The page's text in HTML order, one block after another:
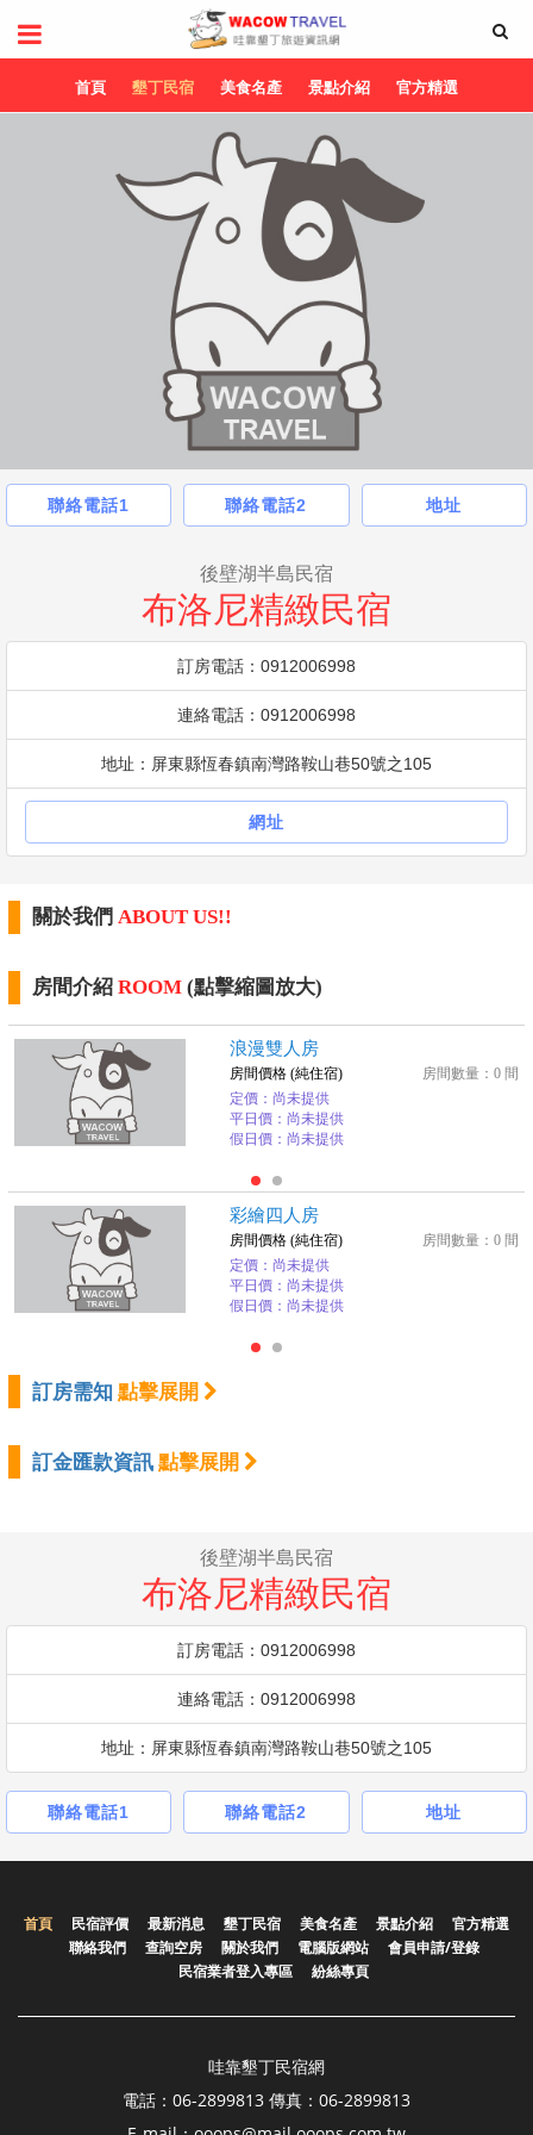
首頁 墾丁民宿 美食名產 景點介紹 官方精選
聯絡電話1 聯絡電話2 地址
後壁湖半島民宿
布洛尼精緻民宿
訂房電話：0912006998
連絡電話：0912006998
地址：屏東縣恆春鎮南灣路鞍山巷50號之105
網址
關於我們 ABOUT US!!
房間介紹 ROOM (點擊縮圖放大)
浪漫雙人房
房間數量：0 間
房間價格 (純住宿)
定價：尚未提供
平日價：尚未提供
假日價：尚未提供
彩繪四人房
房間數量：0 間
房間價格 (純住宿)
定價：尚未提供
平日價：尚未提供
假日價：尚未提供
訂房需知 點擊展開
訂金匯款資訊 點擊展開
後壁湖半島民宿
布洛尼精緻民宿
訂房電話：0912006998
連絡電話：0912006998
地址：屏東縣恆春鎮南灣路鞍山巷50號之105
聯絡電話1 聯絡電話2 地址
首頁 民宿評價 最新消息 墾丁民宿 美食名產 景點介紹
官方精選
聯絡我們
查詢空房 關於我們 電腦版網站
會員申請/登錄
民宿業者登入專區
紛絲專頁
哇靠墾丁民宿網
電話：06-2899813 傳真：06-2899813